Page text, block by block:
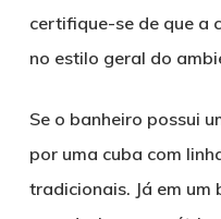
certifique-se de que a
no estilo geral do
Se o banheiro possui
por uma cuba com
tradicionais. Já em um